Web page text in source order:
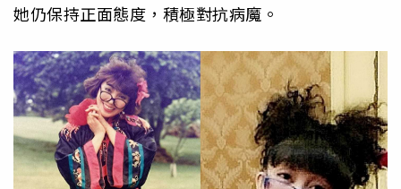
她仍保持正面態度，積極對抗病魔。